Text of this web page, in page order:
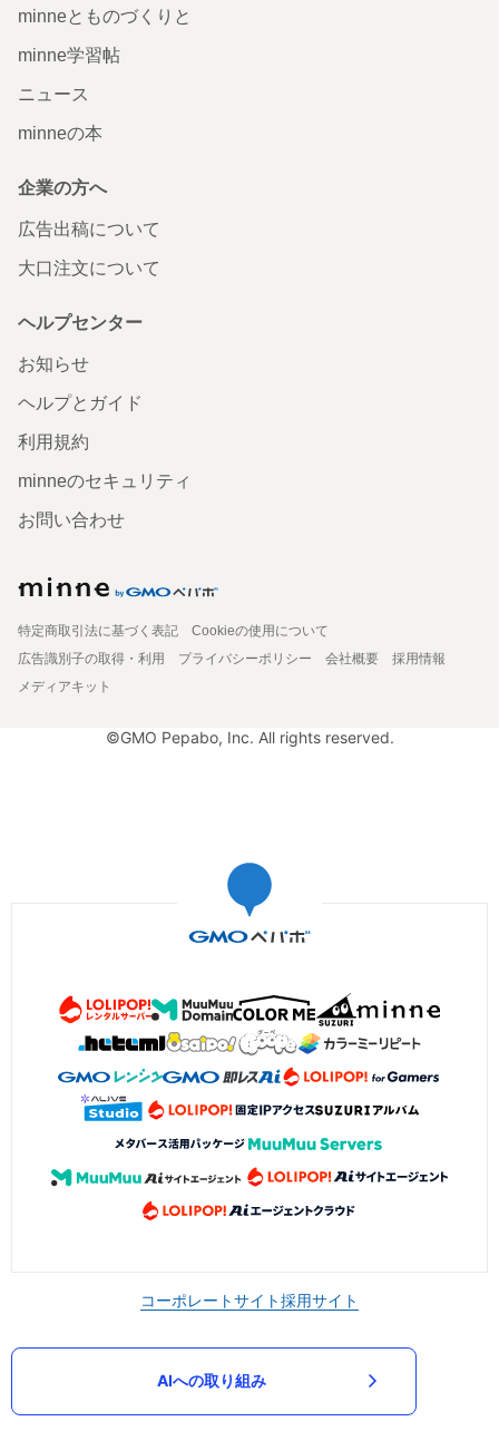
minneとものづくりと
minne学習帖
ニュース
minneの本
企業の方へ
広告出稿について
大口注文について
ヘルプセンター
お知らせ
ヘルプとガイド
利用規約
minneのセキュリティ
お問い合わせ
特定商取引法に基づく表記
Cookieの使用について
広告識別子の取得・利用
プライバシーポリシー 会社概要
採用情報
メディアキット
©GMO Pepabo, Inc. All rights reserved.
コーポレートサイト採用サイト
AIへの取り組み